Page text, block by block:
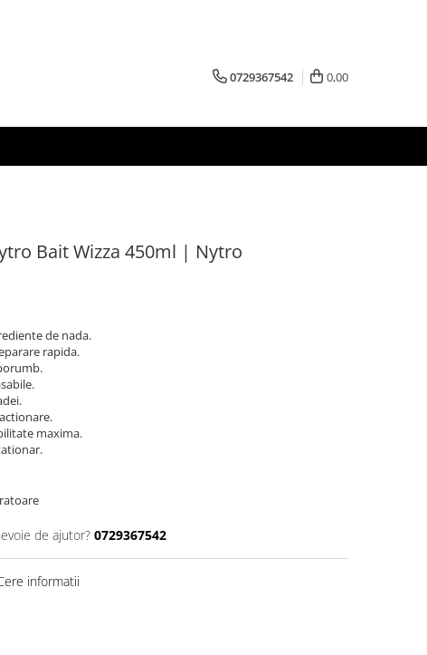
0729367542 0,00
Bait Wizza 450ml | Nytro
de nada.
rapida.
maxima.
de ajutor? 0729367542
informatii